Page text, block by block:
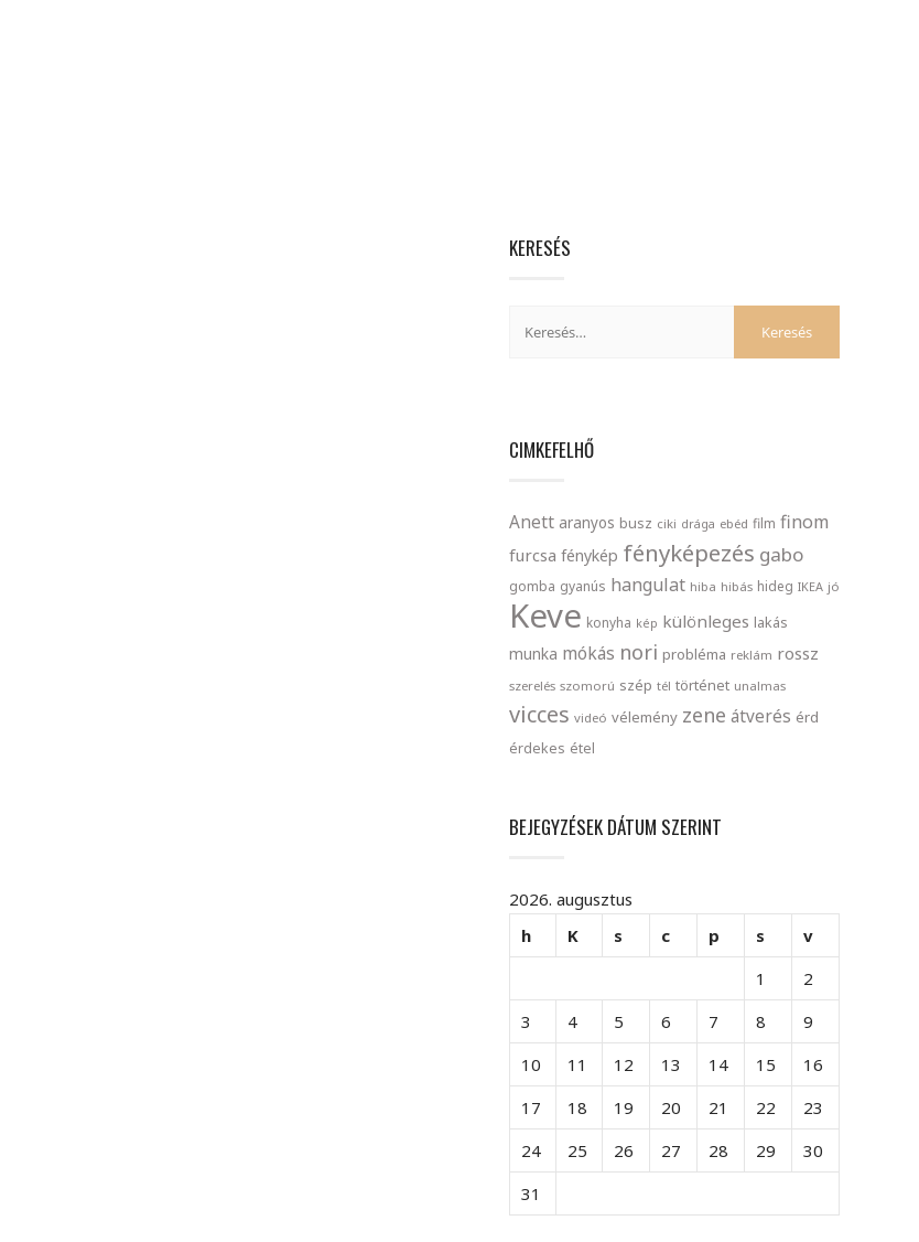
KERESÉS
CIMKEFELHŐ
Anett aranyos busz ciki drága ebéd film finom
furcsa fénykép fényképezés gabo
gomba gyanús hangulat hiba hibás hideg IKEA jó
Keve konyha kép különleges lakás
munka mókás nori probléma reklám rossz
szerelés szomorú szép tél történet unalmas
vicces videó vélemény zene átverés érd
érdekes étel
BEJEGYZÉSEK DÁTUM SZERINT
2026. augusztus
h
K s c p s
v
1
2
3
4 5 6 7 8
9
10
11 12 13 14 15
16
17
18 19 20 21 22
23
24
25 26 27 28 29
30
31